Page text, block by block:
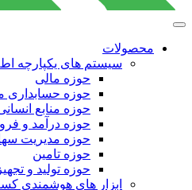
محصولات
سیستم های یکپارچه
حوزه مالی
حوزه حسابداری
حوزه منابع
حوزه درآمد و
حوزه مدیریت
حوزه تامین
حوزه تولید و
ابزار های هوشمندی